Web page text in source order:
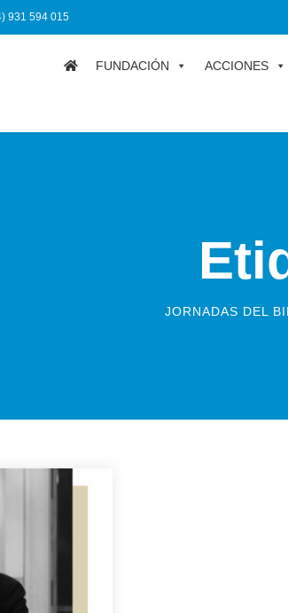
931 594 015
FUNDACIÓN ACCIONES
JORNADAS DEL